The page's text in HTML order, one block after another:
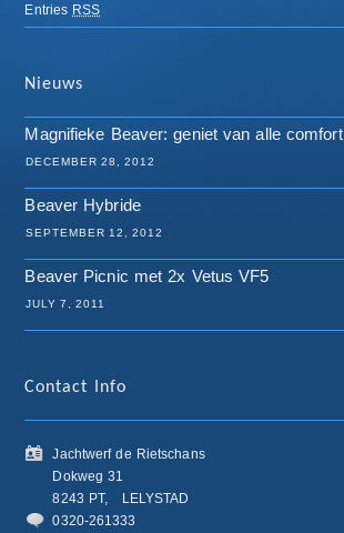
Entries RSS
Nieuws
Magnifieke Beaver: geniet van alle comfort
DECEMBER 28, 2012
Beaver Hybride
SEPTEMBER 12, 2012
Beaver Picnic met 2x Vetus VF5
JULY 7, 2011
Contact Info
Jachtwerf de Rietschans
Dokweg 31
8243 PT,
LELYSTAD
0320-261333